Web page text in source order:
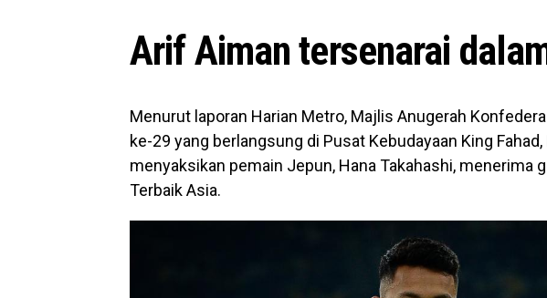
Arif Aiman tersenarai dalam
Menurut laporan Harian Metro, Majlis Anugerah
ke-29 yang berlangsung di Pusat Kebudayaan King
menyaksikan pemain Jepun, Hana Takahashi, menerima
Terbaik Asia.